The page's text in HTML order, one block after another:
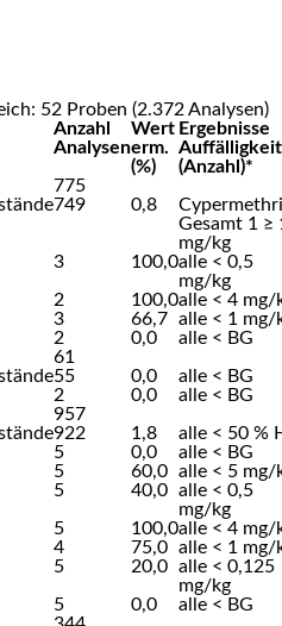
52 Proben (2.372 Analysen)
Anzahl
Analysen
Wert
erm.
(%)
Ergebnisse
(Anzahl)*
775
749 0,8
Gesamt 1 ≥
mg/kg
3 100,0alle < 0,5
mg/kg
2 100,0alle < 4 mg/
3 66,7 alle < 1 mg/
2 0,0
alle < BG
61
55 0,0
alle < BG
2 0,0
alle < BG
957
922 1,8
alle < 50 %
5 0,0
alle < BG
5 60,0 alle < 5 mg/
5 40,0 alle < 0,5
mg/kg
5 100,0alle < 4 mg/
4 75,0 alle < 1 mg/
5 20,0 alle < 0,125
mg/kg
5 0,0
alle < BG